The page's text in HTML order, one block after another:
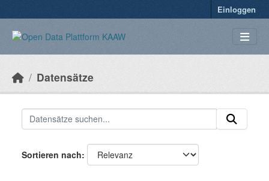
Einloggen
Datensätze
Sortieren nach